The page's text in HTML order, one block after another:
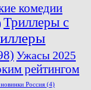
комедии
Триллеры с
Ужасы 2025
рейтингом
Россия (4)